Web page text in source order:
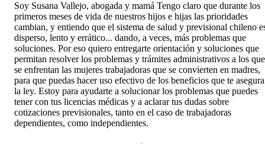
Soy Susana Vallejo, abogada y mamá Tengo claro que durante los
primeros meses de vida de nuestros hijos e hijas las prioridades
cambian, y entiendo que el sistema de salud y previsional chileno
disperso, lento y errático... dando, a veces, más problemas que
soluciones. Por eso quiero entregarte orientación y soluciones que
permitan resolver los problemas y trámites administrativos a los que
se enfrentan las mujeres trabajadoras que se convierten en madres,
para que puedas hacer uso efectivo de los beneficios que te asegura
la ley. Estoy para ayudarte a solucionar los problemas que puedes
tener con tus licencias médicas y a aclarar tus dudas sobre
cotizaciones previsionales, tanto en el caso de trabajadoras
dependientes, como independientes.